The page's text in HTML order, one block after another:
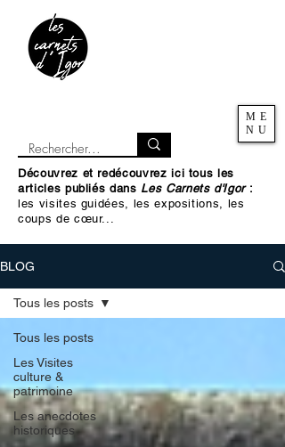
ME
NU
Découvrez et redécouvrez ici tous les
articles publiés dans Les Carnets d'Igor :
les visites guidées, les expositions, les
coups de cœur...
BLOG
Tous les posts
Les Visites
culture &
patrimoine
Les anecdotes
historiques
Tous les posts